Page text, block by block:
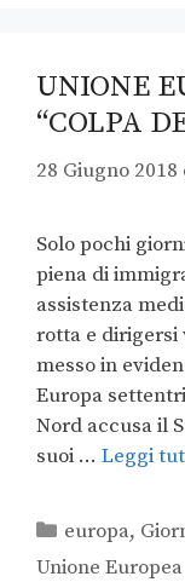
UNIONE
“COLPA
28 Giugno 2018
Solo pochi
piena di
assistenza
rotta e dirigersi
messo in
Europa
Nord accusa il
suoi … Leggi
europa,
Unione Europea